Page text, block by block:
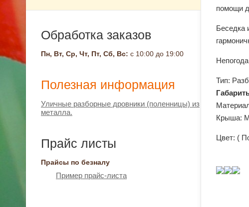
помощи
Беседка
Тип:
Крыша:
Цвет: (
Обработка заказов
Пн, Вт, Ср, Чт, Пт, Сб, Вс: с 10:00 до 19:00
Полезная информация
Уличные разборные дровники (поленницы) из
металла.
Прайс листы
Прайсы по безналу
Пример прайс-листа